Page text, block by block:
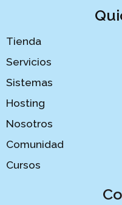
Tienda
Servicios
Sistemas
Hosting
Nosotros
Comunidad
Cursos